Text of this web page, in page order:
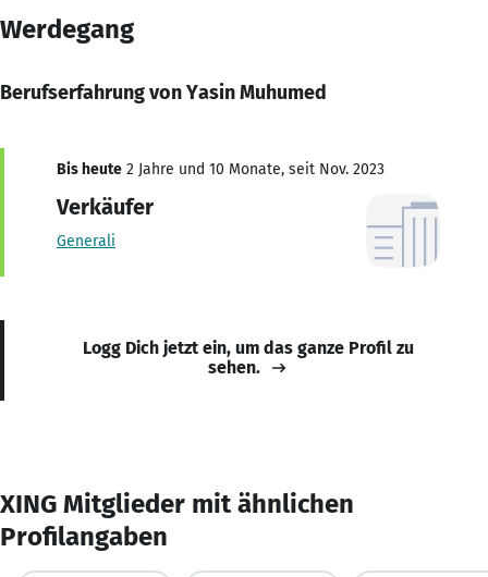
Werdegang
Berufserfahrung von Yasin Muhumed
Bis heute 2 Jahre und 10 Monate, seit Nov. 2023
Verkäufer
Generali
Logg Dich jetzt ein, um das ganze Profil zu
sehen.
XING Mitglieder mit ähnlichen
Profilangaben